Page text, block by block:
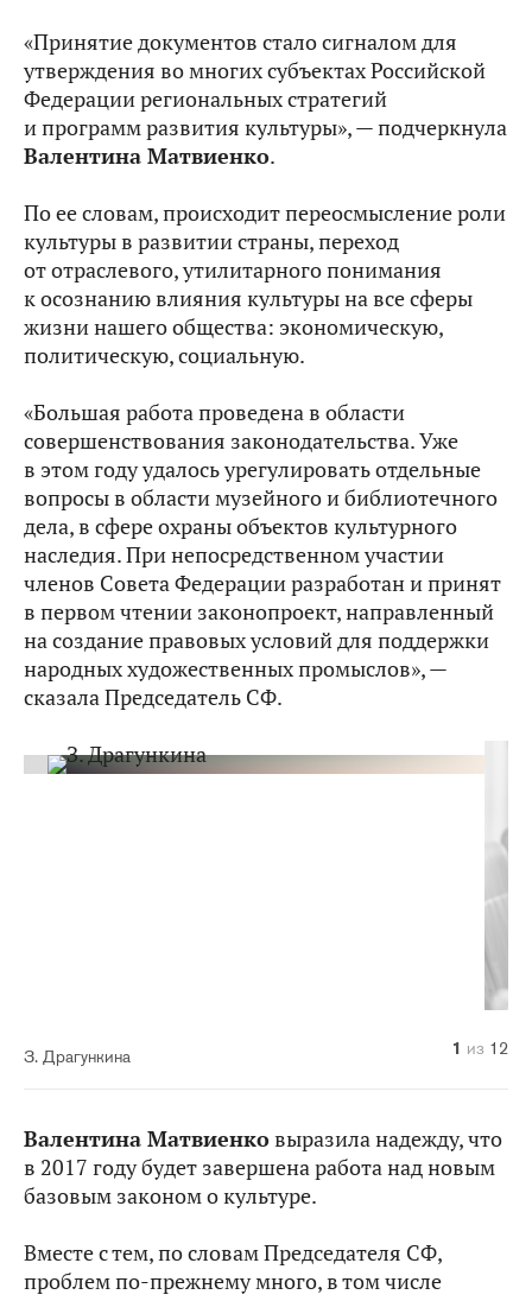
«Принятие документов стало сигналом для
утверждения во многих субъектах Российской
Федерации региональных стратегий
и программ развития культуры», — подчеркнула
Валентина Матвиенко.
По ее словам, происходит переосмысление роли
культуры в развитии страны, переход
от отраслевого, утилитарного понимания
к осознанию влияния культуры на все сферы
жизни нашего общества: экономическую,
политическую, социальную.
«Большая работа проведена в области
совершенствования законодательства. Уже
в этом году удалось урегулировать отдельные
вопросы в области музейного и библиотечного
дела, в сфере охраны объектов культурного
наследия. При непосредственном участии
членов Совета Федерации разработан и принят
в первом чтении законопроект, направленный
на создание правовых условий для поддержки
народных художественных промыслов», —
сказала Председатель СФ.
З. Драгункина 1 из 12
2 из 12
3 из 12
4 из 12
5 из 12
6 из 12
7 из 12
8 из 12
9 из 12
10 из 12
11 из 12
12 из 12
Валентина Матвиенковыразила надежду, что
в 2017 году будет завершена работа над новым
базовым законом о культуре.
Вместе с тем, по словам Председателя СФ,
проблем по‑прежнему много, в том числе